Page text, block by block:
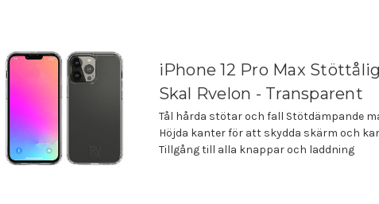
iPhone 12 Pro Max
Skal Rvelon - Transparent
Tål hårda stötar och fall Stötdämpande
Höjda kanter för att skydda skärm och
Tillgång till alla knappar och laddning